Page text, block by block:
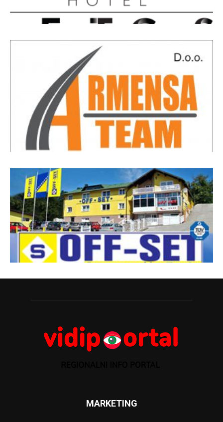
MARKETING